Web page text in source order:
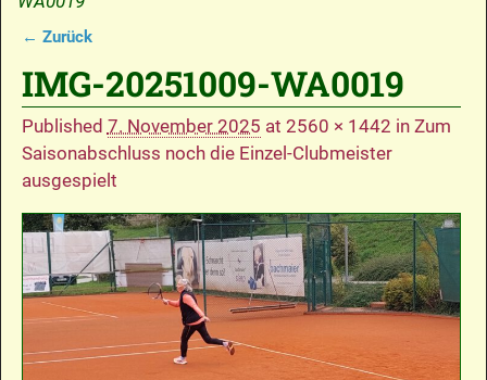
← Zurück
IMG-20251009-WA0019
Published 7. November 2025 at 2560 × 1442 in Zum
Saisonabschluss noch die Einzel-Clubmeister
ausgespielt